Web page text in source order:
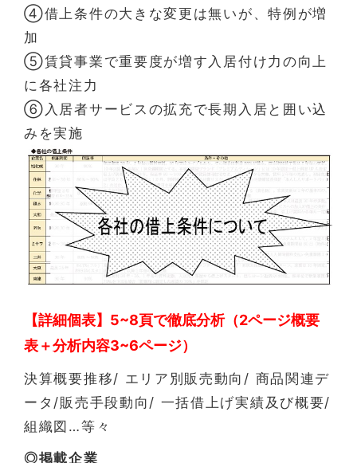
④借上条件の大きな変更は無いが、特例が増
加
⑤賃貸事業で重要度が増す入居付け力の向上
に各社注力
⑥入居者サービスの拡充で長期入居と囲い込
みを実施
【詳細個表】5~8頁で徹底分析（2ページ概要
表＋分析内容3~6ページ）
決算概要推移/ エリア別販売動向/ 商品関連デ
ータ/販売手段動向/ 一括借上げ実績及び概要/
組織図…等々
◎掲載企業